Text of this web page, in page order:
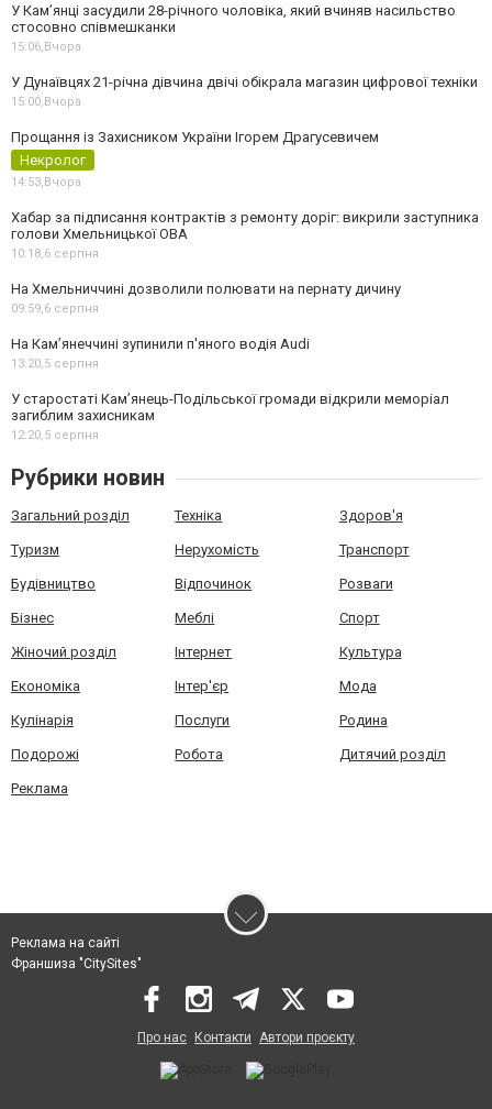
У Камʼянці засудили 28-річного чоловіка, який вчиняв насильство
стосовно співмешканки
15:06,Вчора
У Дунаївцях 21-річна дівчина двічі обікрала магазин цифрової техніки
15:00,Вчора
Прощання із Захисником України Ігорем Драгусевичем
Некролог
14:53,Вчора
Хабар за підписання контрактів з ремонту доріг: викрили заступника
голови Хмельницької ОВА
10:18,6 серпня
На Хмельниччині дозволили полювати на пернату дичину
09:59,6 серпня
На Камʼянеччині зупинили п'яного водія Audi
13:20,5 серпня
У старостаті Кам’янець-Подільської громади відкрили меморіал
загиблим захисникам
12:20,5 серпня
Рубрики новин
Загальний розділ Техніка Здоров'я
Туризм Нерухомість Транспорт
Будівництво Відпочинок Розваги
Бізнес Меблі Спорт
Жіночий розділ Інтернет Культура
Економіка Інтер'єр Мода
Кулінарія Послуги Родина
Подорожі Робота Дитячий розділ
Реклама
Реклама на сайті
Франшиза "CitySites"
Про нас Контакти Автори проєкту